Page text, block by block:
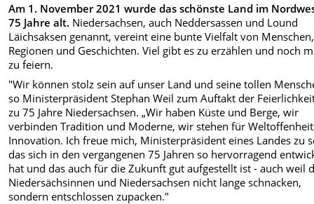
Am 1. November 2021 wurde das schönste Land im
75 Jahre alt. Niedersachsen, auch Neddersassen und Lound
Läichsaksen genannt, vereint eine bunte Vielfalt von Menschen,
Regionen und Geschichten. Viel gibt es zu erzählen und noch
zu feiern.
"Wir können stolz sein auf unser Land und seine tollen
so Ministerpräsident Stephan Weil zum Auftakt der
zu 75 Jahre Niedersachsen. „Wir haben Küste und Berge, wir
verbinden Tradition und Moderne, wir stehen für
Innovation. Ich freue mich, Ministerpräsident eines Landes zu
das sich in den vergangenen 75 Jahren so hervorragend
hat und das auch für die Zukunft gut aufgestellt ist - auch weil
Niedersächsinnen und Niedersachsen nicht lange schnacken,
sondern entschlossen zupacken."